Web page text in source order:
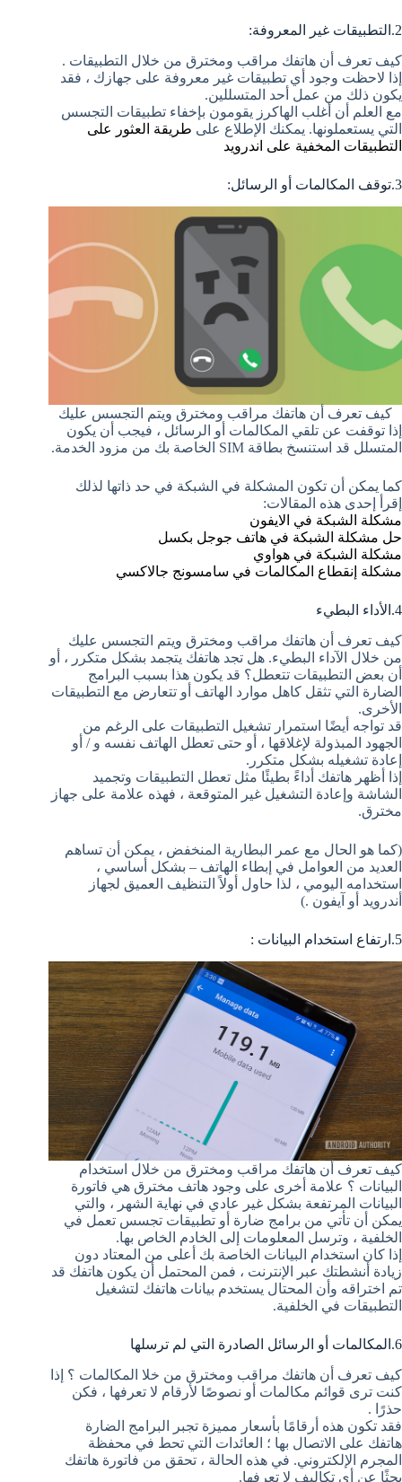
2.التطبيقات غير المعروفة:
كيف تعرف أن هاتفك مراقب ومخترق من خلال التطبيقات .
إذا لاحظت وجود أي تطبيقات غير معروفة على جهازك ، فقد
يكون ذلك من عمل أحد المتسللين.
مع العلم أن أغلب الهاكرز يقومون بإخفاء تطبيقات التجسس
التي يستعملونها. يمكنك الإطلاع على طريقة العثور على
التطبيقات المخفية على اندرويد
3.توقف المكالمات أو الرسائل:
كيف تعرف أن هاتفك مراقب ومخترق ويتم التجسس عليك
إذا توقفت عن تلقي المكالمات أو الرسائل ، فيجب أن يكون
المتسلل قد استنسخ بطاقة SIM الخاصة بك من مزود الخدمة.
كما يمكن أن تكون المشكلة في الشبكة في حد ذاتها لذلك
إقرأ إحدى هذه المقالات:
مشكلة الشبكة في الايفون
حل مشكلة الشبكة في هاتف جوجل بكسل
مشكلة الشبكة في هواوي
مشكلة إنقطاع المكالمات في سامسونج جالاكسي
4.الأداء البطيء
كيف تعرف أن هاتفك مراقب ومخترق ويتم التجسس عليك
من خلال الآداء البطيء. هل تجد هاتفك يتجمد بشكل متكرر ، أو
أن بعض التطبيقات تتعطل؟ قد يكون هذا بسبب البرامج
الضارة التي تثقل كاهل موارد الهاتف أو تتعارض مع التطبيقات
الأخرى.
قد تواجه أيضًا استمرار تشغيل التطبيقات على الرغم من
الجهود المبذولة لإغلاقها ، أو حتى تعطل الهاتف نفسه و / أو
إعادة تشغيله بشكل متكرر.
إذا أظهر هاتفك أداءً بطيئًا مثل تعطل التطبيقات وتجميد
الشاشة وإعادة التشغيل غير المتوقعة ، فهذه علامة على جهاز
مخترق.
(كما هو الحال مع عمر البطارية المنخفض ، يمكن أن تساهم
العديد من العوامل في إبطاء الهاتف – بشكل أساسي ،
استخدامه اليومي ، لذا حاول أولاً التنظيف العميق لجهاز
أندرويد أو آيفون .)
5.ارتفاع استخدام البيانات :
كيف تعرف أن هاتفك مراقب ومخترق من خلال استخدام
البيانات ؟ علامة أخرى على وجود هاتف مخترق هي فاتورة
البيانات المرتفعة بشكل غير عادي في نهاية الشهر ، والتي
يمكن أن تأتي من برامج ضارة أو تطبيقات تجسس تعمل في
الخلفية ، وترسل المعلومات إلى الخادم الخاص بها.
إذا كان استخدام البيانات الخاصة بك أعلى من المعتاد دون
زيادة أنشطتك عبر الإنترنت ، فمن المحتمل أن يكون هاتفك قد
تم اختراقه وأن المحتال يستخدم بيانات هاتفك لتشغيل
التطبيقات في الخلفية.
6.المكالمات أو الرسائل الصادرة التي لم ترسلها
كيف تعرف أن هاتفك مراقب ومخترق من خلا المكالمات ؟ إذا
كنت ترى قوائم مكالمات أو نصوصًا لأرقام لا تعرفها ، فكن
حذرًا .
فقد تكون هذه أرقامًا بأسعار مميزة تجبر البرامج الضارة
هاتفك على الاتصال بها ؛ العائدات التي تحط في محفظة
المجرم الإلكتروني. في هذه الحالة ، تحقق من فاتورة هاتفك
بحثًا عن أي تكاليف لا تعرفها.